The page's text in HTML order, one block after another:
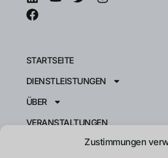
Zustimmungen
STARTSEITE
DIENSTLEISTUNGEN
ÜBER
VERANSTALTUNGEN